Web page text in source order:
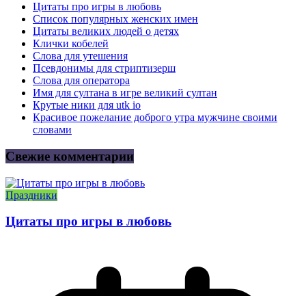
Цитаты про игры в любовь
Список популярных женских имен
Цитаты великих людей о детях
Клички кобелей
Слова для утешения
Псевдонимы для стриптизерш
Слова для оператора
Имя для султана в игре великий султан
Крутые ники для utk io
Красивое пожелание доброго утра мужчине своими
словами
Свежие комментарии
Праздники
Цитаты про игры в любовь